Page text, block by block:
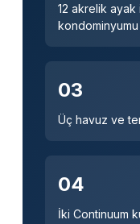
12 akrelik
kondominyumu
03
Üç havuz ve
04
İki Continuum